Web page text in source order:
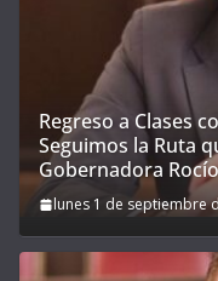
Regreso a Clases
Seguimos la Ruta
Gobernadora
lunes 1 de septiembre